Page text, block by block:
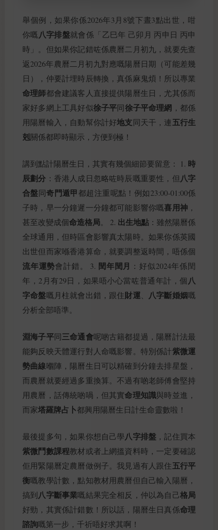
舉個例，如果你係2026年3月8號下晝3點出世，咁
你嘅八字排盤就會係「乙巳年 己卯月 丙申日 丙申
時」。但如果你記錯咗係農曆二月初九，就要先查
返2026年農曆二月初九對應嘅陽曆日期（可能差幾
日），仲要計埋時辰轉換，真係麻鬼煩！所以專業
命理師都會建議客人直接提供陽曆生日，尤其係而
家好多網上工具好似徐子平同徐子平命理網 ，都係
用陽曆輸入，自動幫你計好地支同天干，連五行生
剋關係都即時顯示，方便到極！
講到點計陽曆生日，其實有幾個細節要留意： 1. 時
辰劃分 ：香港人成日忽略咗時辰嘅重要性，但八字
合盤同奇門遁甲都超注重呢點！例如23:00-01:00係
子時，早一分鐘遲一分鐘都可能影響你嘅喜用神 ，
甚至改變成個命造格局。 2. 出生地點 ：雖然陽曆係
全球通用，但時區會影響真太陽時。如果你係英國
出世但而家喺香港算命，就要調整返時間，唔係個
流年運勢會計錯。 3. 閏年閏月 ：好似2024年係閏
年，2月有29日，如果唔小心當咗普通年計，個八
字命盤嘅月柱就會出錯，跟住財運 八字斷婚姻嘅
分析全部唔準。
淵海子平同三命通會呢啲古籍都提過，陽曆計法最
能夠反映天體運行對人命嘅影響。特別係計紫微運
勢曲線嗰陣，陽曆生日可以精確到分鐘去排星盤，
而農曆就要經過多重換算。不過有啲老師傅會堅持
用農曆，話傳統啲喎，但其實命理知識與時並進，
而家塔羅牌占卜都興用陽曆生日計生命靈數啦！
最後提多句，如果你想自己學八字排盤 ，記住買本
紫微鬥數課程教材或者上網搵資料時，一定要確認
佢用緊陽曆定農曆做例子。我見過有人跟住五行平
衡嘅教學計數，點知教材用農曆但自己輸入陽曆，
搞到八字斷事業嘅結果完全相反，仲以為自己格局
好勁，其實係計錯數！所以話，陽曆生日真係命理
諮詢嘅第一步，千祈唔好求其啊！